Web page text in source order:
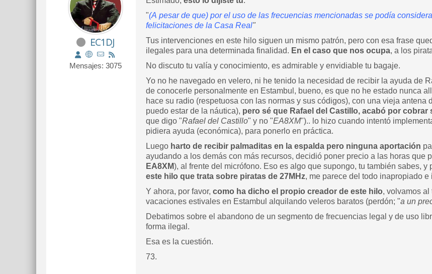
EC1DJ
Mensajes: 3075
"(A pesar de que) por el uso de las frecuencias mencionadas se podía
felicitaciones de la Casa Real"
Tus intervenciones en este hilo siguen un mismo patrón, pero con esa frase
ilegales para una determinada finalidad. En el caso que nos ocupa, a los
No discuto tu valía y conocimiento, es admirable y envidiable tu bagaje.
Yo no he navegado en velero, ni he tenido la necesidad de recibir la ayuda de
de conocerle personalmente en Estambul, bueno, es que no he estado nunca
hace su radio (respetuosa con las normas y sus códigos), con una vieja
puedo estar de la náutica), pero sé que Rafael del Castillo, acabó por cobrar
que digo "Rafael del Castillo" y no "EA8XM").. lo hizo cuando intentó
pidiera ayuda (económica), para ponerlo en práctica.
Luego harto de recibir palmaditas en la espalda pero ninguna aportación
ayudando a los demás con más recursos, decidió poner precio a las horas que
EA8XM), al frente del micrófono. Eso es algo que supongo, tu también sabes, y
este hilo que trata sobre piratas de 27MHz, me parece del todo inapropiado e
Y ahora, por favor, como ha dicho el propio creador de este hilo, volvamos al
vacaciones estivales en Estambul alquilando veleros baratos (perdón; "a un
Debatimos sobre el abandono de un segmento de frecuencias legal y de uso
forma ilegal.
Esa es la cuestión.
73.